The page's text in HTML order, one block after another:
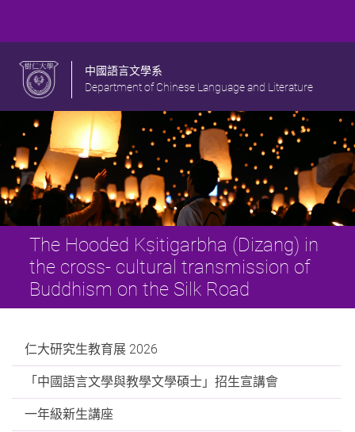
中國語言文學系
Department of Chinese Language and Literature
The Hooded Kṣitigarbha (Dizang) in
the cross- cultural transmission of
Buddhism on the Silk Road
仁大研究生教育展 2026
「中國語言文學與教學文學碩士」招生宣講會
一年級新生講座